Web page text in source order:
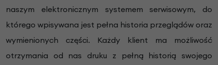
naszym elektronicznym systemem serwisowym, do
którego wpisywana jest pełna historia przeglądów oraz
wymienionych części. Każdy klient ma możliwość
otrzymania od nas druku z pełną historią swojego